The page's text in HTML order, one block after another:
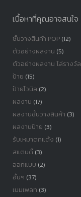
เนื้อหาที่คุณอาจสนใจ
ชั้นวางสินค้า POP(12)
ตัวอย่างผลงาน (5)
ตัวอย่างผลงาน โล่รางวัล
ป้าย (15)
ป้ายไวนิล (2)
ผลงาน (17)
ผลงานชั้นวางสินค้า (3)
ผลงานป้าย (3)
รับเหมาตกแต้ง (1)
สแตนดี้(3)
ออกแบบ (2)
อื่นๆ (37)
เนมเพลท (3)